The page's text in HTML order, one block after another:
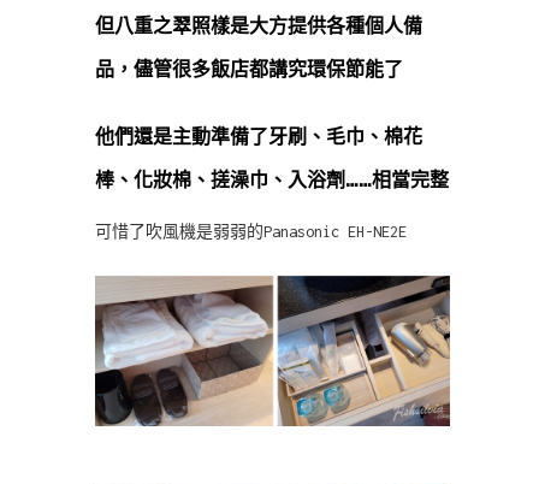
但八重之翠照樣是大方提供各種個人備
品，儘管很多飯店都講究環保節能了
他們還是主動準備了牙刷、毛巾、棉花
棒、化妝棉、搓澡巾、入浴劑……相當完整
可惜了吹風機是弱弱的Panasonic EH-NE2E